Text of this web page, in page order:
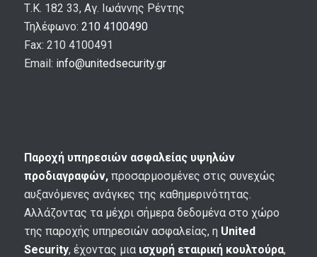
Τ.Κ. 182 33, Αγ. Ιωάννης Ρέντης
Τηλέφωνο: 210 4100490
Fax: 210 4100491
Email: info@unitedsecurity.gr
Παροχή υπηρεσιών ασφαλείας υψηλών
προδιαγραφών,προσαρμοσμένες στις συνεχώς
αυξανόμενες ανάγκες της καθημερινότητας.
Αλλάζοντας τα μέχρι σήμερα δεδομένα στο χώρο
της παροχής υπηρεσιών ασφαλείας, η United
Security, έχοντας μια ισχυρή εταιρική κουλτούρα,